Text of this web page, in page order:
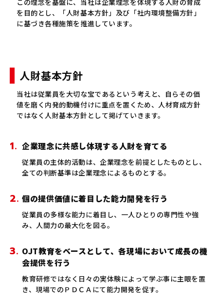
この理念を基盤に、当社は企業理念を体現する人財の育成
を目的とし、「人財基本方針」及び「社内環境整備方針」
に基づき各種施策を推進しています。
人財基本方針
当社は従業員を大切な宝であるという考えと、自らその価
値を磨く内発的動機付けに重点を置くため、人材育成方針
ではなく人財基本方針として掲げていきます。
1. 企業理念に共感し体現する人財を育てる
従業員の主体的活動は、企業理念を前提としたものとし、
全ての判断基準は企業理念によるものとする。
2. 個の提供価値に着目した能力開発を行う
従業員の多様な能力に着目し、⼀人ひとりの専門性や強
み、人間力の最大化を図る。
3. OJT教育をベースとして、各現場において成長の機
会提供を行う
教育研修ではなく日々の実体験によって学ぶ事に主眼を置
き、現場でのＰＤＣＡにて能力開発を促す。